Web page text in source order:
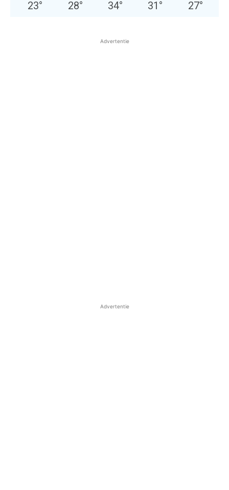
23° 28° 34° 31 ° 27°
Advertentie
Advertentie